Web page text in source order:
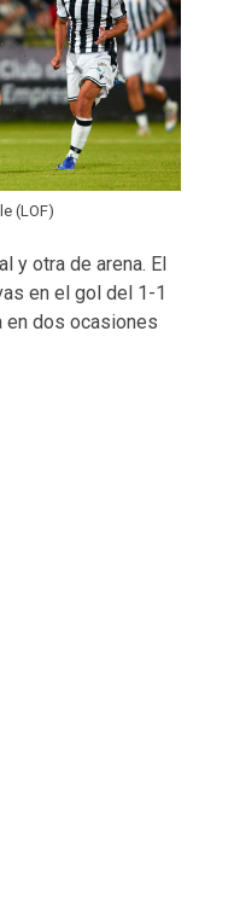
(LOF)
y otra de arena. El
en el gol del 1-1
en dos ocasiones